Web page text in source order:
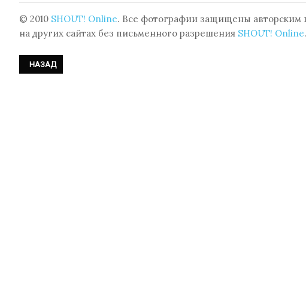
© 2010 SHOUT! Online. Все фотографии защищены авторским
на других сайтах без письменного разрешения SHOUT! Online.
ПРЕДЫДУЩИЙ: ФОТОРЕПОРТАЖ: DE/VISION - КОНЦЕРТ НА VIII MOSCOW
НАЗАД